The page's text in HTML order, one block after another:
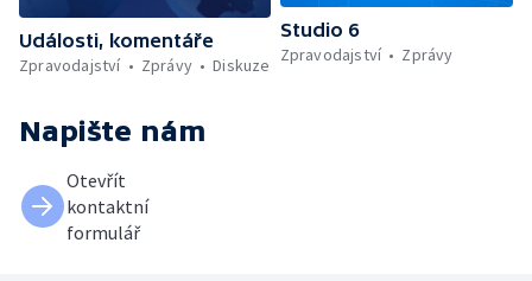
Události, komentáře
Zpravodajství
Zprávy Diskuze
Studio 6
Zpravodajství
Zprávy
Napište nám
Otevřít
kontaktní
formulář